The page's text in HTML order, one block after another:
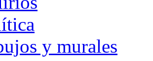
y murales